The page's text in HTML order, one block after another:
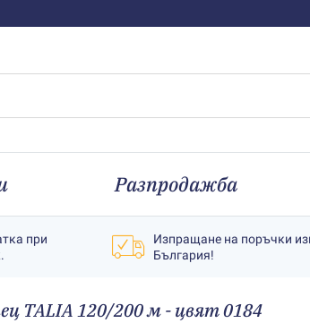
Разпродажба
при
Изпращане на поръчки
България!
TALIA 120/200 м - цвят 0184